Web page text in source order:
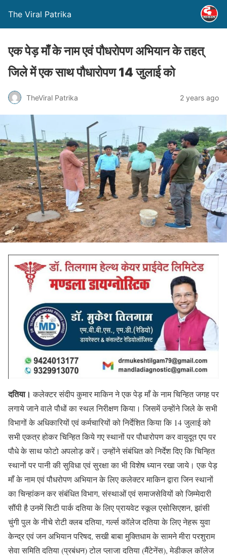
The Viral Patrika
एक पेड़ माँ के नाम एवं पौधरोपण अभियान के तहत्
जिले में एक साथ पौधारोपण 14 जुलाई को
TheViral Patrika 2 years ago
दतिया।कलेक्टर संदीप कुमार माकिन ने एक पेड़ माँ के नाम चिन्हित जगह पर
लगाये जाने वाले पौधों का स्थल निरीक्षण किया। जिसमें उन्हाेंने जिले के सभी
विभागों के अधिकारियों एवं कर्मचारियों को निर्देशित किया कि 14 जुलाई को
सभी एकत्र होकर चिन्हित किये गए स्थानों पर पौधारोपण कर वायुदूत एप पर
पौधे के साथ फोटो अपलोड़ करें। उन्होंने संबंधित को निर्देश दिए कि चिन्हित
स्थानों पर पानी की सुविधा एवं सुरक्षा का भी विशेष ध्यान रखा जाये। एक पेड़
माँ के नाम एवं पौधरोपण अभियान के लिए कलेक्टर माकिन द्वारा जिन स्थानों
का चिन्हांकन कर संबंधित विभाग, संस्थाओं एवं समाजसेवियों को जिम्मेदारी
सौंपी है उनमें सिटी पार्क दतिया के लिए प्रायवेट स्कूल एसोसिएशन, झांसी
चुंगी पुल के नीचे रोटी क्लब दतिया, गर्ल्स कॉलेज दतिया के लिए नेहरू युवा
केन्द्र एवं जन अभियान परिषद, सखी बाबा मुक्तिधाम के सामने मीरा परशुराम
सेवा समिति दतिया (प्रबंधन) टोल प्लाजा दतिया (मैंटेनेंस), मेडीकल कॉलेज